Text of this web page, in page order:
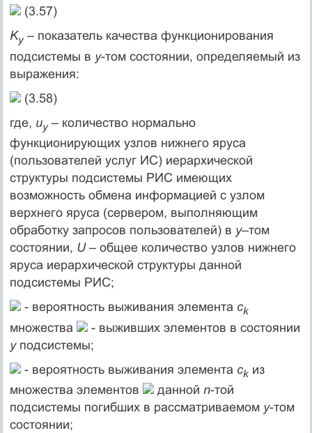
(3.57)
Ky– показатель качества функционирования
подсистемы в y-том состоянии, определяемый из
выражения:
(3.58)
где, uy– количество нормально
функционирующих узлов нижнего яруса
(пользователей услуг ИС) иерархической
структуры подсистемы РИС имеющих
возможность обмена информацией с узлом
верхнего яруса (сервером, выполняющим
обработку запросов пользователей) в y–том
состоянии, U– общее количество узлов нижнего
яруса иерархической структуры данной
подсистемы РИС;
- вероятность выживания элемента ck
множества
- выживших элементов в состоянии
yподсистемы;
- вероятность выживания элемента ckиз
множества элементов
данной n-той
подсистемы погибших в рассматриваемом y-том
состоянии;